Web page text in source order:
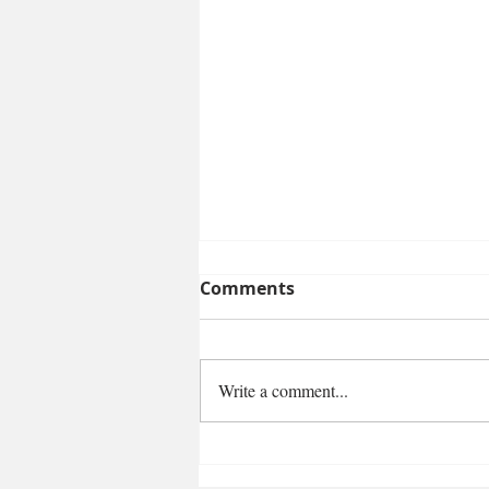
Comments
Write a comment...